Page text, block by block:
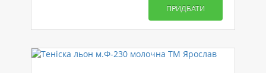
ПРИДБАТИ